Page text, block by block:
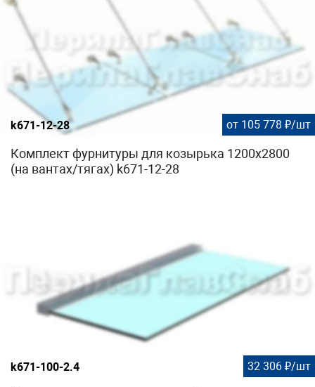
k671-12-28 от 105 778 ₽/шт
Комплект фурнитуры для козырька 1200х2800
(на вантах/тягах) k671-12-28
k671-100-2.4 32 306 ₽/шт